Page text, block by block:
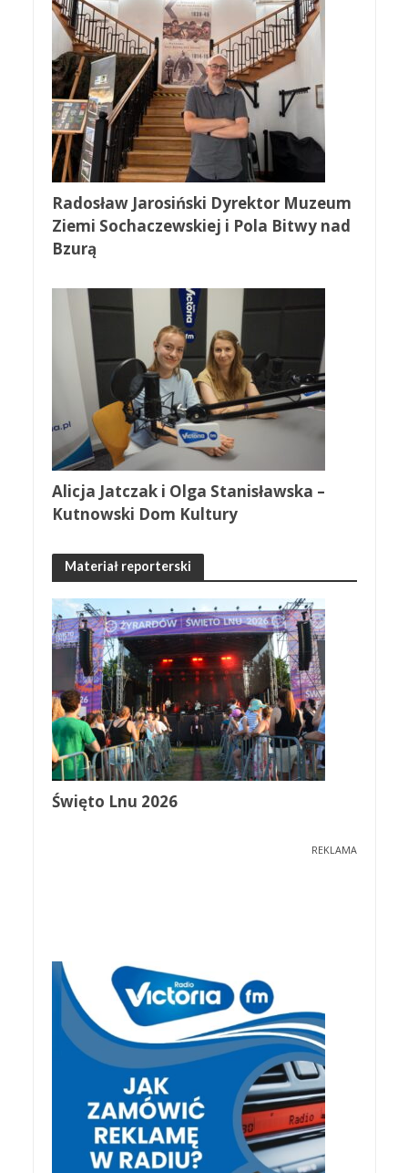
Radosław Jarosiński Dyrektor Muzeum
Ziemi Sochaczewskiej i Pola Bitwy nad
Bzurą
Alicja Jatczak i Olga Stanisławska –
Kutnowski Dom Kultury
Materiał reporterski
Święto Lnu 2026
REKLAMA